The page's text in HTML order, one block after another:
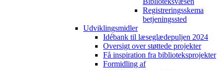
Registreringsskema
betjeningssted
Udviklingsmidler
Idébank til læseglædepuljen 2024
Oversigt over støttede projekter
Få inspiration fra biblioteksprojekter
Formidling af